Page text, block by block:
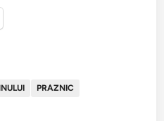
PRAZNIC